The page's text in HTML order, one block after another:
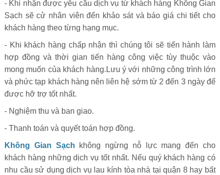
- Khi nhận được yêu cầu dịch vụ từ khách hàng Không Gian
Sạch sẽ cử nhân viên đến khảo sát và báo giá chi tiết cho
khách hàng theo từng hạng mục.
- Khi khách hàng chấp nhận thì chúng tôi sẽ tiến hành làm
hợp đồng và thời gian tiến hàng công việc tùy thuộc vào
mong muốn của khách hàng.Lưu ý với những công trình lớn
và phức tạp khách hàng nên liên hệ sớm từ 2 đến 3 ngày để
được hỡ trợ tốt nhất.
- Nghiệm thu và ban giao.
- Thanh toán và quyết toán hợp đồng.
Không Gian Sạch không ngừng nỗ lực mang đến cho
khách hàng những dịch vụ tốt nhất. Nếu quý khách hàng có
nhu cầu sử dụng dịch vụ lau kính tòa nhà tại quận 8 hay bất